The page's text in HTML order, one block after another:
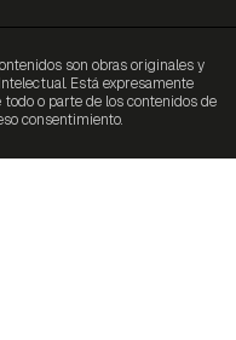
son obras originales y
Está expresamente
o parte de los contenidos de
consentimiento.